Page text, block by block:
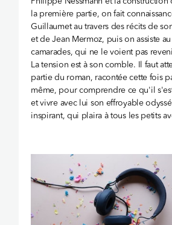
la première partie, on fait
Guillaumet au travers des récits de
et de Jean Mermoz, puis on assiste
camarades, qui ne le voient pas
La tension est à son comble. Il faut
partie du roman, racontée cette fois
même, pour comprendre ce qu'il
et vivre avec lui son effroyable
inspirant, qui plaira à tous les petits